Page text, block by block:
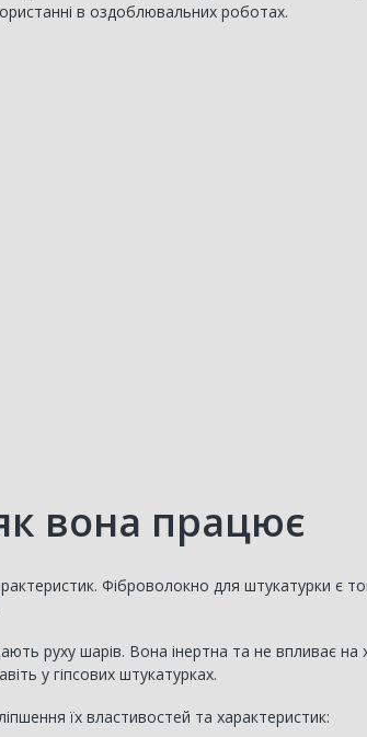
в оздоблювальних роботах.
вона працює
Фіброволокно для штукатурки є
руху шарів. Вона інертна та не впливає на
у гіпсових штукатурках.
їх властивостей та характеристик: